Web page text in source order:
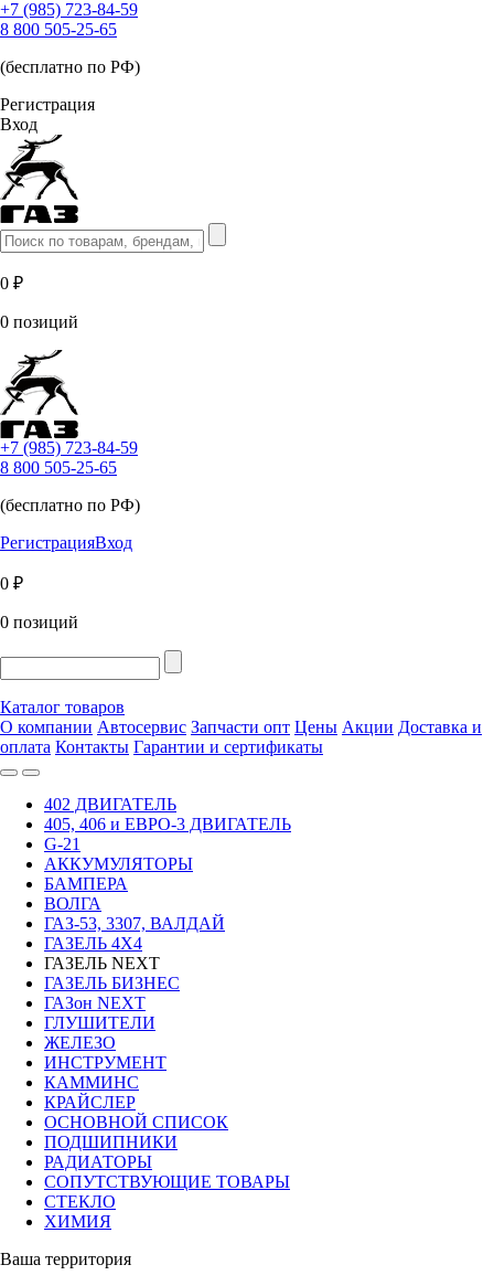
+7 (985) 723-84-59
8 800 505-25-65
(бесплатно по РФ)
Регистрация
Вход
0 ₽
0 позиций
+7 (985) 723-84-59
8 800 505-25-65
(бесплатно по РФ)
РегистрацияВход
0 ₽
0 позиций
Каталог товаров
О компании Автосервис Запчасти опт Цены Акции Доставка и
оплата Контакты Гарантии и сертификаты
402 ДВИГАТЕЛЬ
405, 406 и ЕВРО-3 ДВИГАТЕЛЬ
G-21
АККУМУЛЯТОРЫ
БАМПЕРА
ВОЛГА
ГАЗ-53, 3307, ВАЛДАЙ
ГАЗЕЛЬ 4Х4
ГАЗЕЛЬ NEXT
ГАЗЕЛЬ БИЗНЕС
ГАЗон NEXT
ГЛУШИТЕЛИ
ЖЕЛЕЗО
ИНСТРУМЕНТ
КАММИНС
КРАЙСЛЕР
ОСНОВНОЙ СПИСОК
ПОДШИПНИКИ
РАДИАТОРЫ
СОПУТСТВУЮЩИЕ ТОВАРЫ
СТЕКЛО
ХИМИЯ
Ваша территория